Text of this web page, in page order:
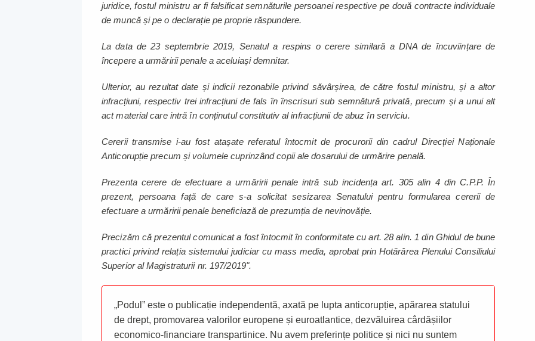
juridice, fostul ministru ar fi falsificat semnăturile persoanei respective pe două contracte individuale
de muncă și pe o declarație pe proprie răspundere.
La data de 23 septembrie 2019, Senatul a respins o cerere similară a DNA de încuviințare de
începere a urmăririi penale a aceluiași demnitar.
Ulterior, au rezultat date și indicii rezonabile privind săvârșirea, de către fostul ministru, și a altor
infracțiuni, respectiv trei infracțiuni de fals în înscrisuri sub semnătură privată, precum și a unui alt
act material care intră în conținutul constitutiv al infracțiunii de abuz în serviciu.
Cererii transmise i-au fost atașate referatul întocmit de procurorii din cadrul Direcției Naționale
Anticorupție precum și volumele cuprinzând copii ale dosarului de urmărire penală.
Prezenta cerere de efectuare a urmăririi penale intră sub incidența art. 305 alin 4 din C.P.P. În
prezent, persoana față de care s-a solicitat sesizarea Senatului pentru formularea cererii de
efectuare a urmăririi penale beneficiază de prezumția de nevinovăție.
Precizăm că prezentul comunicat a fost întocmit în conformitate cu art. 28 alin. 1 din Ghidul de bune
practici privind relația sistemului judiciar cu mass media, aprobat prin Hotărârea Plenului Consiliului
Superior al Magistraturii nr. 197/2019".
„Podul” este o publicație independentă, axată pe lupta anticorupție, apărarea statului
de drept, promovarea valorilor europene și euroatlantice, dezvăluirea cârdășiilor
economico-financiare transpartinice. Nu avem preferințe politice și nici nu suntem